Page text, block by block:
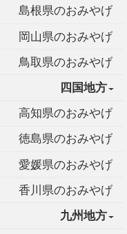
島根県のおみやげ
岡山県のおみやげ
鳥取県のおみやげ
四国地方
高知県のおみやげ
徳島県のおみやげ
愛媛県のおみやげ
香川県のおみやげ
九州地方